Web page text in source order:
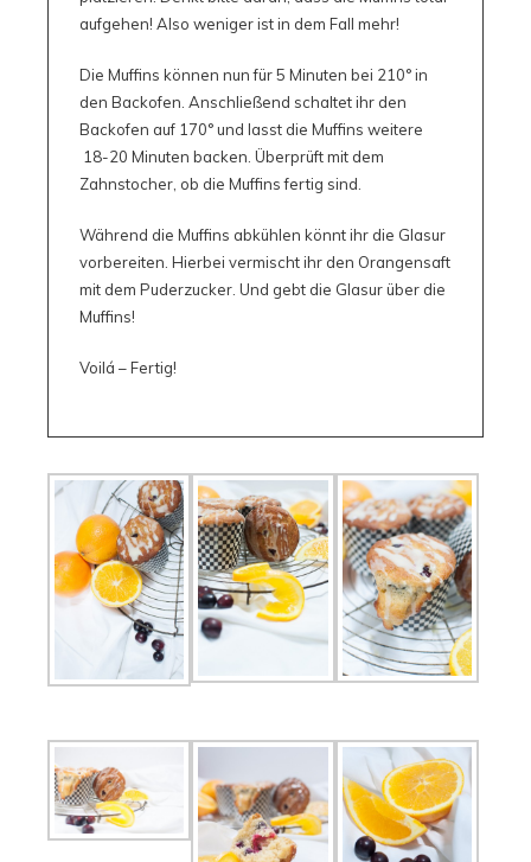
aufgehen! Also weniger ist in dem Fall mehr!
Die Muffins können nun für 5 Minuten bei 210° in
den Backofen. Anschließend schaltet ihr den
Backofen auf 170° und lasst die Muffins weitere
18-20 Minuten backen. Überprüft mit dem
Zahnstocher, ob die Muffins fertig sind.
Während die Muffins abkühlen könnt ihr die Glasur
vorbereiten. Hierbei vermischt ihr den Orangensaft
mit dem Puderzucker. Und gebt die Glasur über die
Muffins!
Voilá – Fertig!